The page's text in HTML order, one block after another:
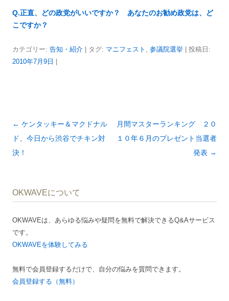
Q.正直、どの政党がいいですか？ あなたのお勧め政党は、ど
こですか？
カテゴリー: 告知・紹介 | タグ: マニフェスト 参議院選挙 | 投稿日:
2010年7月9日
投
稿
ナ
ー
ョ
ン
← ケンタッキー＆マクドナル
ド、今日から渋谷でチキン対
決！
月間マスターランキング ２０
１０年６月のプレゼント当選者
発表 →
OKWAVEについて
OKWAVEは、あらゆる悩みや疑問を無料で解決できるQ&Aサービス
です。
OKWAVEを体験してみる
無料で会員登録するだけで、自分の悩みを質問できます。
会員登録する（無料）